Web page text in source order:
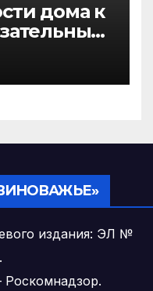
дома к
издания: ЭЛ №
Роскомнадзор.